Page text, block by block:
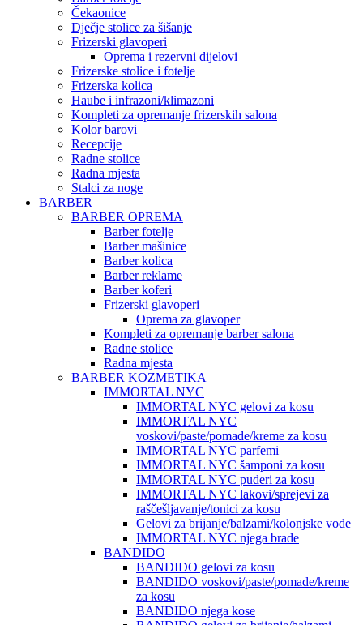
Čekaonice
Dječje stolice za šišanje
Frizerski glavoperi
Oprema i rezervni dijelovi
Frizerske stolice i fotelje
Frizerska kolica
Haube i infrazoni/klimazoni
Kompleti za opremanje frizerskih salona
Kolor barovi
Recepcije
Radne stolice
Radna mjesta
Stalci za noge
BARBER
BARBER OPREMA
Barber fotelje
Barber mašinice
Barber kolica
Barber reklame
Barber koferi
Frizerski glavoperi
Oprema za glavoper
Kompleti za opremanje barber salona
Radne stolice
Radna mjesta
BARBER KOZMETIKA
IMMORTAL NYC
IMMORTAL NYC gelovi za kosu
IMMORTAL NYC
voskovi/paste/pomade/kreme za kosu
IMMORTAL NYC parfemi
IMMORTAL NYC šamponi za kosu
IMMORTAL NYC puderi za kosu
IMMORTAL NYC lakovi/sprejevi za
raščešljavanje/tonici za kosu
Gelovi za brijanje/balzami/kolonjske vode
IMMORTAL NYC njega brade
BANDIDO
BANDIDO gelovi za kosu
BANDIDO voskovi/paste/pomade/kreme
za kosu
BANDIDO njega kose